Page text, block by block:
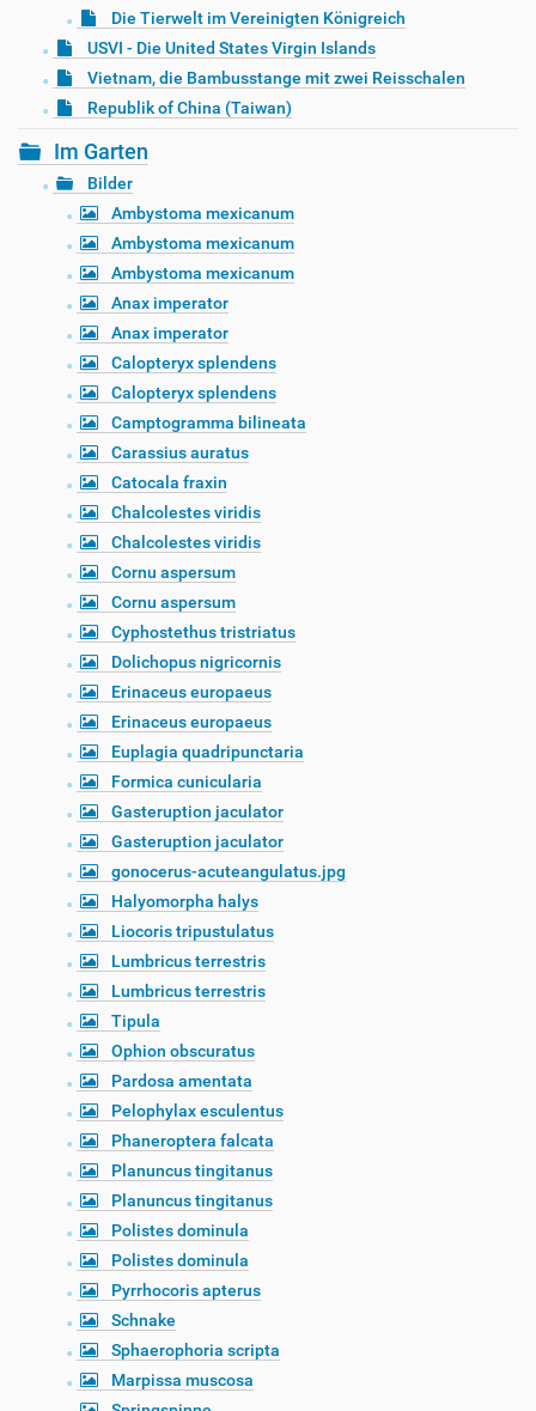
Die Tierwelt im Vereinigten Königreich
USVI - Die United States Virgin Islands
Vietnam, die Bambusstange mit zwei Reisschalen
Republik of China (Taiwan)
Im Garten
Bilder
Ambystoma mexicanum
Ambystoma mexicanum
Ambystoma mexicanum
Anax imperator
Anax imperator
Calopteryx splendens
Calopteryx splendens
Camptogramma bilineata
Carassius auratus
Catocala fraxin
Chalcolestes viridis
Chalcolestes viridis
Cornu aspersum
Cornu aspersum
Cyphostethus tristriatus
Dolichopus nigricornis
Erinaceus europaeus
Erinaceus europaeus
Euplagia quadripunctaria
Formica cunicularia
Gasteruption jaculator
Gasteruption jaculator
gonocerus-acuteangulatus.jpg
Halyomorpha halys
Liocoris tripustulatus
Lumbricus terrestris
Lumbricus terrestris
Tipula
Ophion obscuratus
Pardosa amentata
Pelophylax esculentus
Phaneroptera falcata
Planuncus tingitanus
Planuncus tingitanus
Polistes dominula
Polistes dominula
Pyrrhocoris apterus
Schnake
Sphaerophoria scripta
Marpissa muscosa